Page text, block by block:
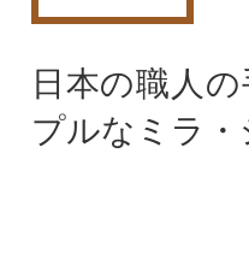
日本の職人
プルなミラ